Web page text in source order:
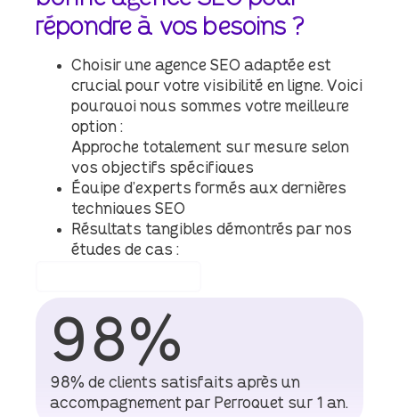
98%
98% de clients satisfaits après un
accompagnement par Perroquet sur 1 an.
répondre à vos besoins ?
Choisir une agence SEO adaptée est
crucial pour votre visibilité en ligne. Voici
pourquoi nous sommes votre meilleure
option :
Approche totalement sur mesure selon
vos objectifs spécifiques
Équipe d’experts formés aux dernières
techniques SEO
Résultats tangibles démontrés par nos
études de cas :